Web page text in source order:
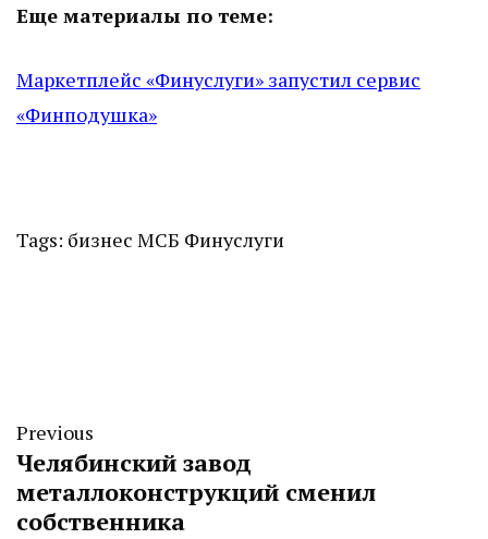
Еще материалы по теме:
Маркетплейс «Финуслуги» запустил сервис
«Финподушка»
Tags: бизнес МСБ Финуслуги
Previous
Челябинский завод
металлоконструкций сменил
собственника